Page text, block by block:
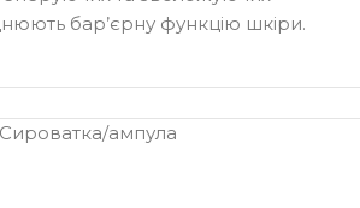
бар’єрну функцію шкіри.
Сироватка/ампула